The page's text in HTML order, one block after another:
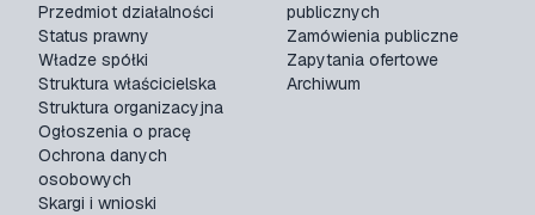
Przedmiot działalności
Status prawny
Władze spółki
Struktura właścicielska
Struktura organizacyjna
Ogłoszenia o pracę
Ochrona danych
osobowych
Skargi i wnioski
publicznych
Zamówienia publiczne
Zapytania ofertowe
Archiwum